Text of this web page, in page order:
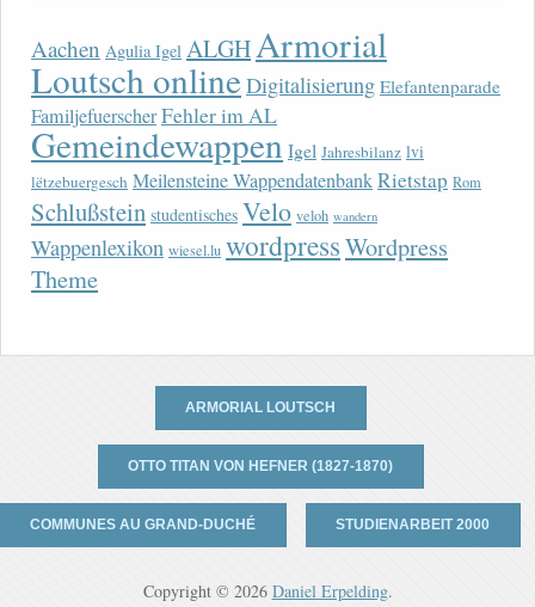
Aachen Agulia Igel ALGHArmorial
Loutsch onlineDigitalisierung Elefantenparade
FamiljefuerscherFehler im AL
Gemeindewappen Igel Jahresbilanz lvi
lëtzebuergesch Meilensteine WappendatenbankRietstap Rom
Schlußstein studentisches Velo veloh wandern
Wappenlexikon wiesel.lu wordpressWordpress
Theme
ARMORIAL LOUTSCH
OTTO TITAN VON HEFNER (1827-1870)
COMMUNES AU GRAND-DUCHÉ STUDIENARBEIT 2000
Copyright © 2026 Daniel Erpelding.